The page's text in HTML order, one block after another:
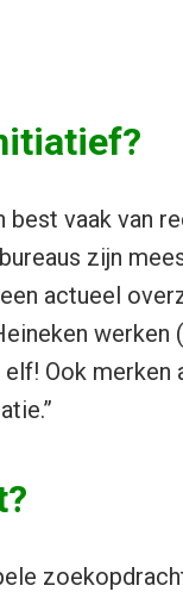
best vaak van
zijn
actueel
werken
Ook merken